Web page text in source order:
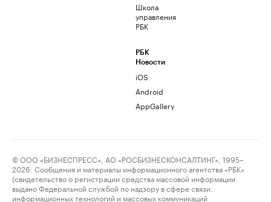
Школа
управления
РБК
РБК
Новости
iOS
Android
AppGallery
© ООО «БИЗНЕСПРЕСС», АО «РОСБИЗНЕСКОНСАЛТИНГ», 1995–
2026. Сообщения и материалы информационного агентства «РБК»
(свидетельство о регистрации средства массовой информации
выдано Федеральной службой по надзору в сфере связи,
информационных технологий и массовых коммуникаций